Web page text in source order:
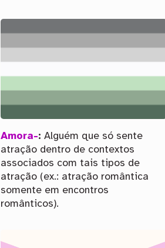
Amora-: Alguém que só sente
atração dentro de contextos
associados com tais tipos de
atração (ex.: atração romântica
somente em encontros
românticos).